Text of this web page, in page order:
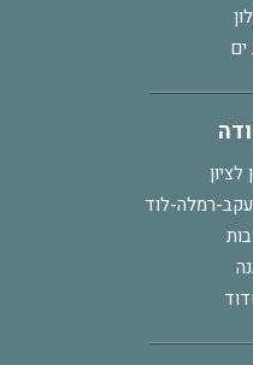
רמלה-לוד